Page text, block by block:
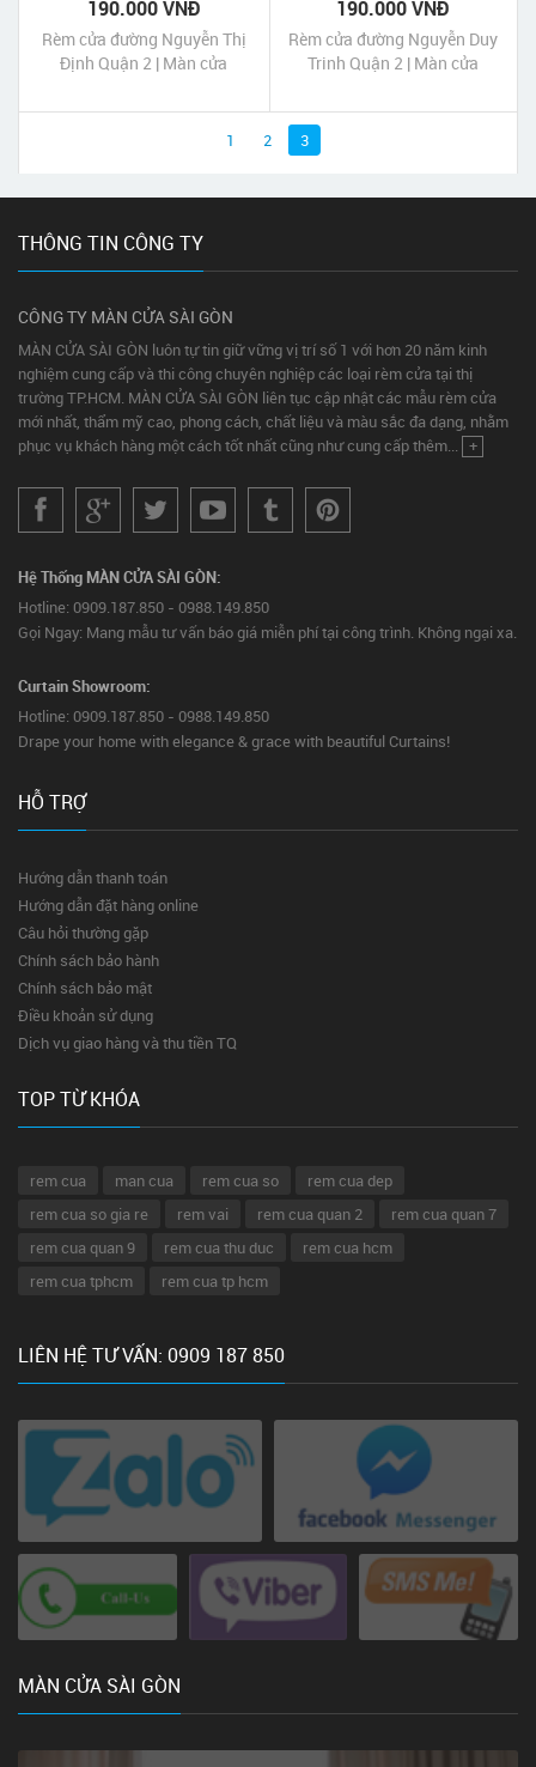
190.000 VNĐ
Rèm cửa đường Nguyễn Thị
Định Quận 2 | Màn cửa
HCM
190.000 VNĐ
Rèm cửa đường Nguyễn Duy
Trinh Quận 2 | Màn cửa
HCM
1 2 3
THÔNG TIN CÔNG TY
CÔNG TY MÀN CỬA SÀI GÒN
MÀN CỬA SÀI GÒN luôn tự tin giữ vững vị trí số 1 với hơn 20 năm kinh
nghiệm cung cấp và thi công chuyên nghiệp các loại rèm cửa tại thị
trường TP.HCM. MÀN CỬA SÀI GÒN liên tục cập nhật các mẫu rèm cửa
mới nhất, thẩm mỹ cao, phong cách, chất liệu và màu sắc đa dạng, nhằm
phục vụ khách hàng một cách tốt nhất cũng như cung cấp thêm... +
Hệ Thống MÀN CỬA SÀI GÒN:
Hotline: 0909.187.850 - 0988.149.850
Gọi Ngay: Mang mẫu tư vấn báo giá miễn phí tại công trình. Không ngại xa.
Curtain Showroom:
Hotline: 0909.187.850 - 0988.149.850
Drape your home with elegance & grace with beautiful Curtains!
HỖ TRỢ
Hướng dẫn thanh toán
Hướng dẫn đặt hàng online
Câu hỏi thường gặp
Chính sách bảo hành
Chính sách bảo mật
Điều khoản sử dụng
Dịch vụ giao hàng và thu tiền TQ
TOP TỪ KHÓA
rem cua man cua rem cua so
rem cua dep
rem cua so gia re
rem vai rem cua quan 2
rem cua quan 7
rem cua quan 9
rem cua thu duc
rem cua hcm
rem cua tphcm
rem cua tp hcm
LIÊN HỆ TƯ VẤN: 0909 187 850
MÀN CỬA SÀI GÒN